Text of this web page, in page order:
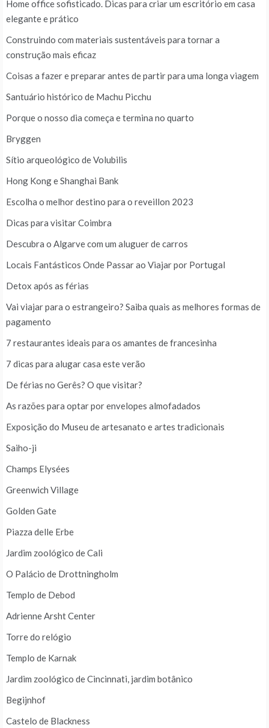
Home office sofisticado. Dicas para criar um escritório em casa
elegante e prático
Construindo com materiais sustentáveis para tornar a
construção mais eficaz
Coisas a fazer e preparar antes de partir para uma longa viagem
Santuário histórico de Machu Picchu
Porque o nosso dia começa e termina no quarto
Bryggen
Sítio arqueológico de Volubilis
Hong Kong e Shanghai Bank
Escolha o melhor destino para o reveillon 2023
Dicas para visitar Coimbra
Descubra o Algarve com um aluguer de carros
Locais Fantásticos Onde Passar ao Viajar por Portugal
Detox após as férias
Vai viajar para o estrangeiro? Saiba quais as melhores formas de
pagamento
7 restaurantes ideais para os amantes de francesinha
7 dicas para alugar casa este verão
De férias no Gerês? O que visitar?
As razões para optar por envelopes almofadados
Exposição do Museu de artesanato e artes tradicionais
Saiho-ji
Champs Elysées
Greenwich Village
Golden Gate
Piazza delle Erbe
Jardim zoológico de Cali
O Palácio de Drottningholm
Templo de Debod
Adrienne Arsht Center
Torre do relógio
Templo de Karnak
Jardim zoológico de Cincinnati, jardim botânico
Begijnhof
Castelo de Blackness